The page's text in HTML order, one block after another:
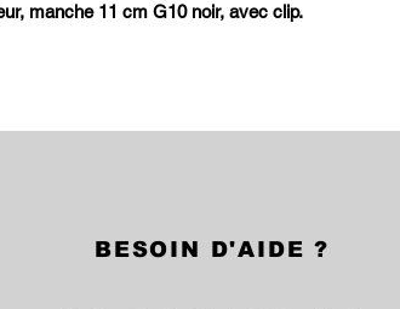
manche 11 cm G10 noir, avec clip.
BESOIN D'AIDE ?